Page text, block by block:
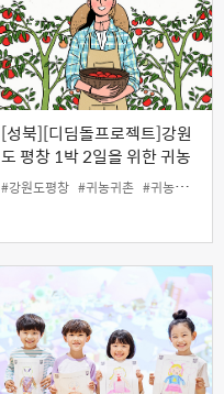
[성북][디딤돌프로젝트]강원
도 평창 1박 2일을 위한 귀농
귀촌 아카데미 (7월 26일, 4시
간 특강)
#강원도평창 #귀농귀촌 #귀농귀촌아카데미